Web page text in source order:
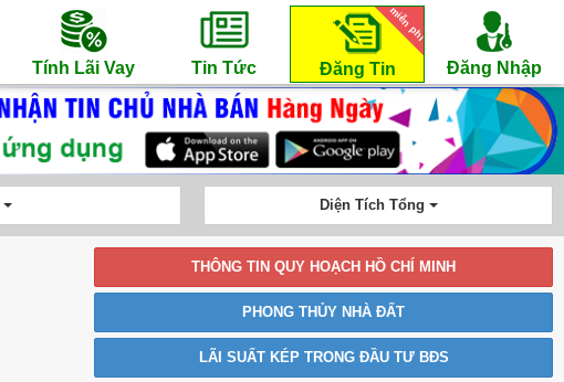
Tính Lãi Vay Tin Tức Đăng Tin
miễn phí
Đăng Nhập
Diện Tích Tổng
THÔNG TIN QUY HOẠCH HỒ CHÍ MINH
PHONG THỦY NHÀ ĐẤT
LÃI SUẤT KÉP TRONG ĐẦU TƯ BĐS